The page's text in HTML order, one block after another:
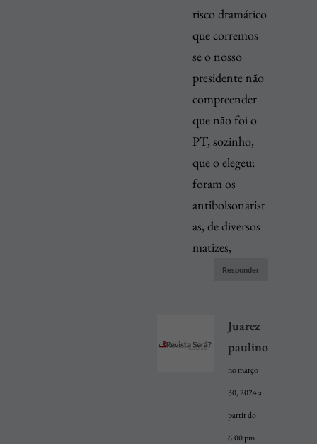
risco dramático
que corremos
se o nosso
presidente não
compreender
que não foi o
PT, sozinho,
que o elegeu:
foram os
antibolsonarist
as, de diversos
matizes,
Responder
Juarez
paulino
no março
30, 2024 a
partir do
6:00 pm